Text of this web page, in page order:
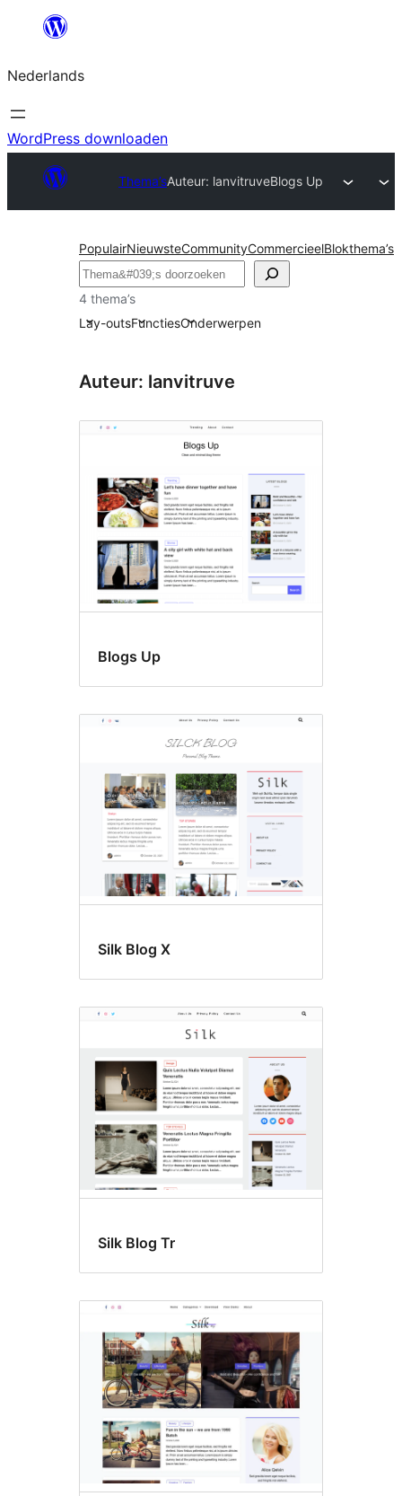
de
inhoud
Nederlands
WordPress downloaden
Thema’sAuteur: lanvitruveBlogs Up
PopulairNieuwsteCommunityCommercieelBlokthema’s
Zoeken
4 thema’s
Lay-outsFunctiesOnderwerpen
Auteur: lanvitruve
Blogs Up
Silk Blog X
Silk Blog Tr